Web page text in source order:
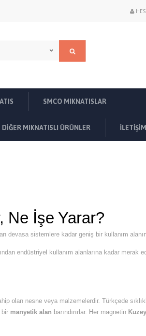
SMCO MIKNATISLAR
DIĞER MIKNATISLI ÜRÜNLER İLETİŞİM
Ne İşe Yarar?
devasa sistemlere kadar geniş bir kullanım
endüstriyel kullanım alanlarına kadar merak
olan nesne veya malzemelerdir. Türkçede
bir manyetik alan barındırırlar. Her magnetin